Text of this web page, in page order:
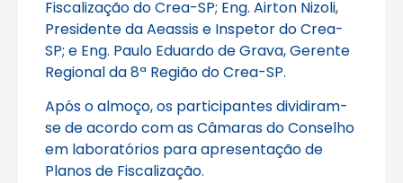
Fiscalização do Crea-SP; Eng. Airton Nizoli,
Presidente da Aeassis e Inspetor do Crea-
SP; e Eng. Paulo Eduardo de Grava, Gerente
Regional da 8ª Região do Crea-SP.
Após o almoço, os participantes dividiram-
se de acordo com as Câmaras do Conselho
em laboratórios para apresentação de
Planos de Fiscalização.